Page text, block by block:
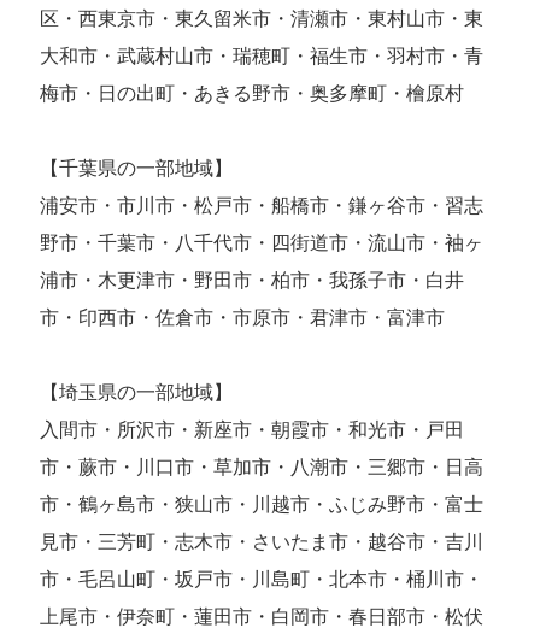
区・西東京市・東久留米市・清瀬市・東村山市・東
大和市・武蔵村山市・瑞穂町・福生市・羽村市・青
梅市・日の出町・あきる野市・奥多摩町・檜原村
【千葉県の一部地域】
浦安市・市川市・松戸市・船橋市・鎌ヶ谷市・習志
野市・千葉市・八千代市・四街道市・流山市・袖ヶ
浦市・木更津市・野田市・柏市・我孫子市・白井
市・印西市・佐倉市・市原市・君津市・富津市
【埼玉県の一部地域】
入間市・所沢市・新座市・朝霞市・和光市・戸田
市・蕨市・川口市・草加市・八潮市・三郷市・日高
市・鶴ヶ島市・狭山市・川越市・ふじみ野市・富士
見市・三芳町・志木市・さいたま市・越谷市・吉川
市・毛呂山町・坂戸市・川島町・北本市・桶川市・
上尾市・伊奈町・蓮田市・白岡市・春日部市・松伏